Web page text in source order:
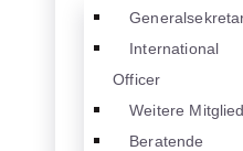
International
Officer
Weitere
Beratende